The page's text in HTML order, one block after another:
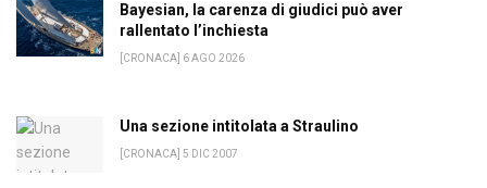
Bayesian, la carenza di giudici può aver
rallentato l’inchiesta
[CRONACA] 6 AGO 2026
Una sezione intitolata a Straulino
[CRONACA] 5 DIC 2007